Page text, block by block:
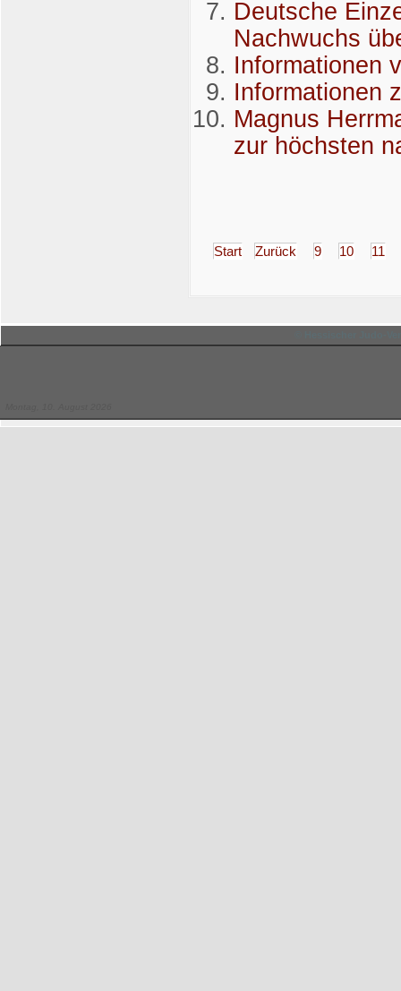
Deutsche
Nachwuchs
Informationen
Informationen
Magnus
zur höchsten
Start Zurück 9 10 11